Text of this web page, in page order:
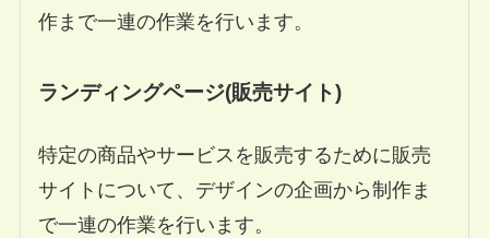
作まで一連の作業を行います。
ランディングページ(販売サイト)
特定の商品やサービスを販売するために販売
サイトについて、デザインの企画から制作ま
で一連の作業を行います。